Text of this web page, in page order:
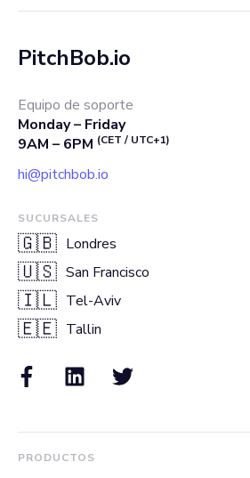
PitchBob.io
Equipo de soporte
Monday – Friday
9AM – 6PM (CET / UTC+1)
hi@pitchbob.io
SUCURSALES
🇬🇧 Londres
🇺🇸 San Francisco
🇮🇱 Tel-Aviv
🇪🇪 Tallin
PRODUCTOS